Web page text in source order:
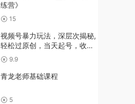
练营》
15
视频号暴力玩法，深层次揭秘,
轻松过原创，当天起号，收益
快，轻松日入500+
9.9
青龙老师基础课程
5